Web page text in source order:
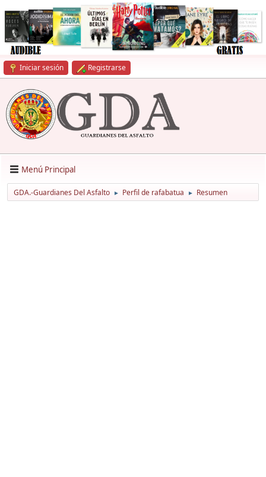
Iniciar sesión Registrarse
Menú Principal
GDA.-Guardianes Del Asfalto ► Perfil de rafabatua ► Resumen